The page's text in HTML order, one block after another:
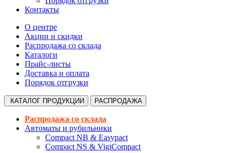
Контакты
О центре
Акции и скидки
Распродажа со склада
Каталоги
Прайс-листы
Доставка и оплата
Порядок отгрузки
КАТАЛОГ ПРОДУКЦИИ РАСПРОДАЖА
Распродажа со склада
Автоматы и рубильники
Compact NB & Easypact
Compact NS & VigiCompact